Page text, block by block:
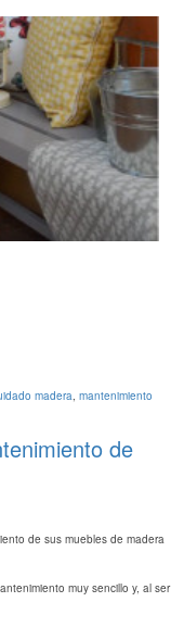
madera mantenimiento
de
de sus muebles de madera
muy sencillo y, al ser